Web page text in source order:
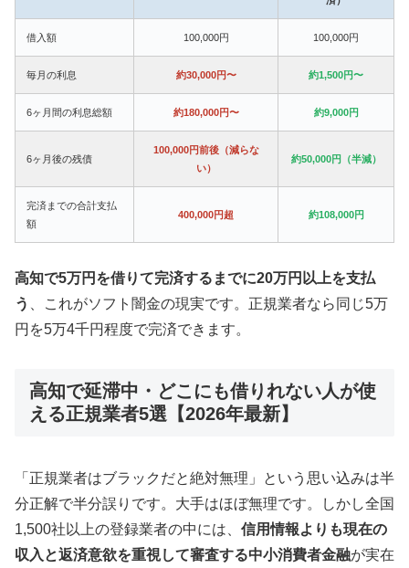
借入額 100,000円 100,000円
毎月の利息 約30,000円〜 約1,500円〜
6ヶ月間の利息総額 約180,000円〜 約9,000円
6ヶ月後の残債
100,000円前後（減らな
い）
約50,000円（半減）
完済までの合計支払
額
400,000円超 約108,000円
高知で5万円を借りて完済するまでに20万円以上を支払
う
、これがソフト闇金の現実です。正規業者なら同じ5万
円を5万4千円程度で完済できます。
高知で延滞中・どこにも借りれない人が使
える正規業者5選【2026年最新】
「正規業者はブラックだと絶対無理」という思い込みは半
分正解で半分誤りです。大手はほぼ無理です。しかし全国
1,500社以上の登録業者の中には、 信用情報よりも現在の
収入と返済意欲を重視して審査する中小消費者金融が実在